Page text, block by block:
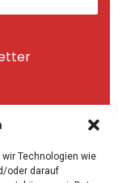
Technologien wie
oder darauf
.